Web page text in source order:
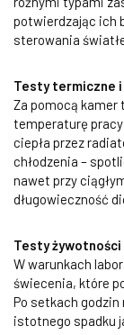
potwierdzając ich
sterowania
Testy termiczne i
Za pomocą kamer
temperaturę
ciepła przez
chłodzenia –
nawet przy
długowieczność
Testy
W warunkach
świecenia, które
Po setkach
istotnego spadku